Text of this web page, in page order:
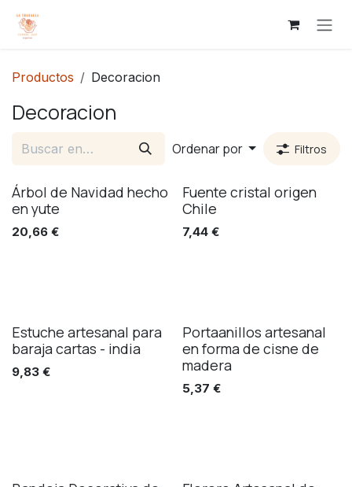
Productos Decoracion
Decoracion
Ordenar por Filtros
Árbol de Navidad hecho
en yute
20,66 €
Fuente cristal origen
Chile
7,44€
Estuche artesanal para
baraja cartas - india
9,83 €
Portaanillos artesanal
en forma de cisne de
madera
5,37 €